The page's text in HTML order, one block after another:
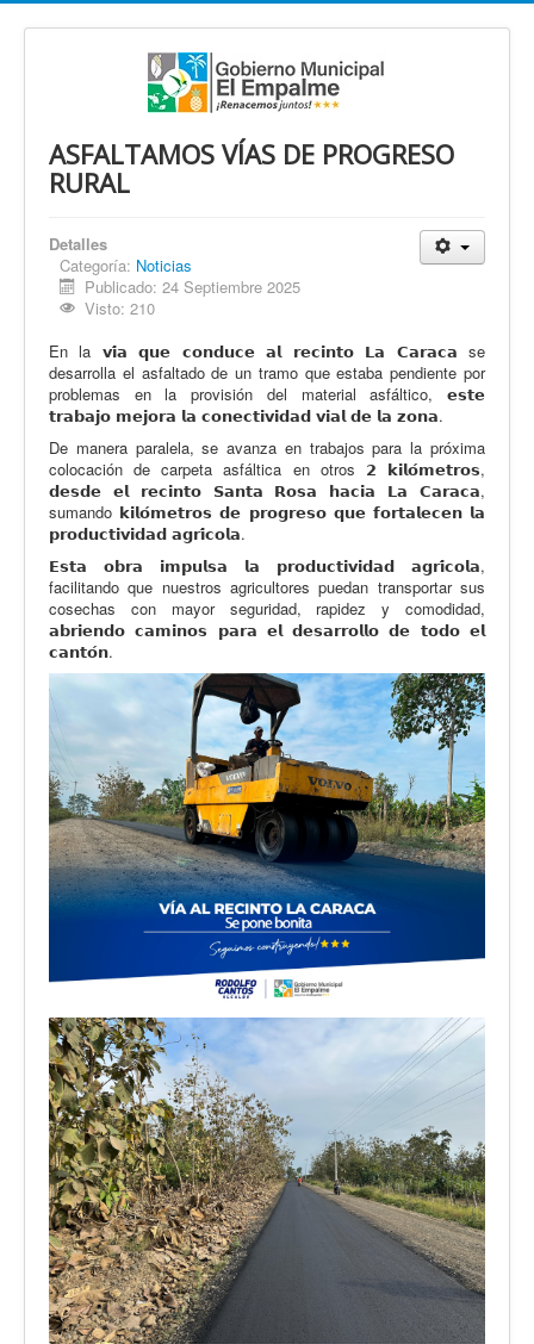
ASFALTAMOS VÍAS DE PROGRESO
RURAL
Detalles
Categoría: Noticias
Publicado: 24 Septiembre 2025
Visto: 210
En la 𝘃𝗶́𝗮 𝗾𝘂𝗲 𝗰𝗼𝗻𝗱𝘂𝗰𝗲 𝗮𝗹 𝗿𝗲𝗰𝗶𝗻𝘁𝗼 𝗟𝗮 𝗖𝗮𝗿𝗮𝗰𝗮 se
desarrolla el asfaltado de un tramo que estaba pendiente por
problemas en la provisión del material asfáltico, 𝗲𝘀𝘁𝗲
𝘁𝗿𝗮𝗯𝗮𝗷𝗼 𝗺𝗲𝗷𝗼𝗿𝗮 𝗹𝗮 𝗰𝗼𝗻𝗲𝗰𝘁𝗶𝘃𝗶𝗱𝗮𝗱 𝘃𝗶𝗮𝗹 𝗱𝗲 𝗹𝗮 𝘇𝗼𝗻𝗮.
De manera paralela, se avanza en trabajos para la próxima
colocación de carpeta asfáltica en otros 𝟮 𝗸𝗶𝗹𝗼́𝗺𝗲𝘁𝗿𝗼𝘀,
𝗱𝗲𝘀𝗱𝗲 𝗲𝗹 𝗿𝗲𝗰𝗶𝗻𝘁𝗼 𝗦𝗮𝗻𝘁𝗮 𝗥𝗼𝘀𝗮 𝗵𝗮𝗰𝗶𝗮 𝗟𝗮 𝗖𝗮𝗿𝗮𝗰𝗮,
sumando 𝗸𝗶𝗹𝗼́𝗺𝗲𝘁𝗿𝗼𝘀 𝗱𝗲 𝗽𝗿𝗼𝗴𝗿𝗲𝘀𝗼 𝗾𝘂𝗲 𝗳𝗼𝗿𝘁𝗮𝗹𝗲𝗰𝗲𝗻 𝗹𝗮
𝗽𝗿𝗼𝗱𝘂𝗰𝘁𝗶𝘃𝗶𝗱𝗮𝗱 𝗮𝗴𝗿𝗶́𝗰𝗼𝗹𝗮.
𝗘𝘀𝘁𝗮 𝗼𝗯𝗿𝗮 𝗶𝗺𝗽𝘂𝗹𝘀𝗮 𝗹𝗮 𝗽𝗿𝗼𝗱𝘂𝗰𝘁𝗶𝘃𝗶𝗱𝗮𝗱 𝗮𝗴𝗿𝗶́𝗰𝗼𝗹𝗮,
facilitando que nuestros agricultores puedan transportar sus
cosechas con mayor seguridad, rapidez y comodidad,
𝗮𝗯𝗿𝗶𝗲𝗻𝗱𝗼 𝗰𝗮𝗺𝗶𝗻𝗼𝘀 𝗽𝗮𝗿𝗮 𝗲𝗹 𝗱𝗲𝘀𝗮𝗿𝗿𝗼𝗹𝗹𝗼 𝗱𝗲 𝘁𝗼𝗱𝗼 𝗲𝗹
𝗰𝗮𝗻𝘁𝗼́𝗻.